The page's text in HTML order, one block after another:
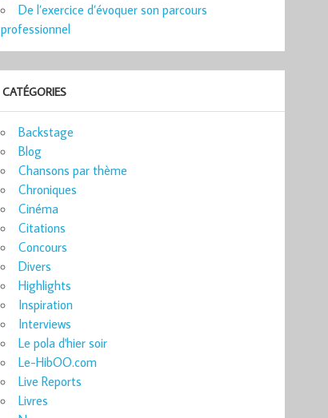
De l’exercice d’évoquer son parcours
professionnel
CATÉGORIES
Backstage
Blog
Chansons par thème
Chroniques
Cinéma
Citations
Concours
Divers
Highlights
Inspiration
Interviews
Le pola d'hier soir
Le-HibOO.com
Live Reports
Livres